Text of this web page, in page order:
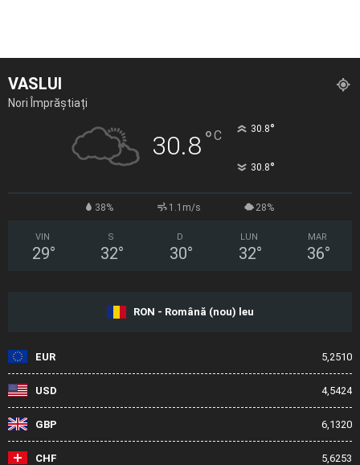
VASLUI
Nori Împrăștiați
30.8°C 30.8°
30.8°
38% 1.1m/s 28%
VIN
29°
S
32°
D
30°
LUN
32°
MAR
36°
RON - Română (nou) leu
EUR 5,2510
USD 4,5424
GBP 6,1320
CHF 5,6253